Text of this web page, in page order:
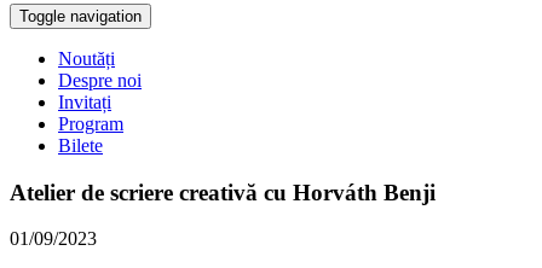
Toggle navigation
Noutăți
Despre noi
Invitați
Program
Bilete
Atelier de scriere creativă cu Horváth Benji
01/09/2023